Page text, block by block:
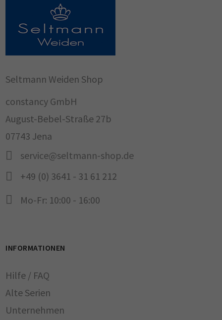
Seltmann Weiden Shop
constancy GmbH
August-Bebel-Straße 27b
07743 Jena
service@seltmann-shop.de
+49 (0) 3641 - 31 61 212
Mo-Fr: 10:00 - 16:00
INFORMATIONEN
Hilfe / FAQ
Alte Serien
Unternehmen